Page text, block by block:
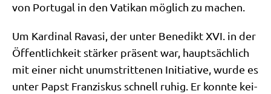
von Por­tu­gal in den Vati­kan mög­lich zu machen.
Um Kar­di­nal Rava­si, der unter Bene­dikt XVI. in der
Öffent­lich­keit stär­ker prä­sent war, haupt­säch­lich
mit einer nicht unum­strit­te­nen Initia­ti­ve, wur­de es
unter Papst Fran­zis­kus schnell ruhig. Er konn­te kei­